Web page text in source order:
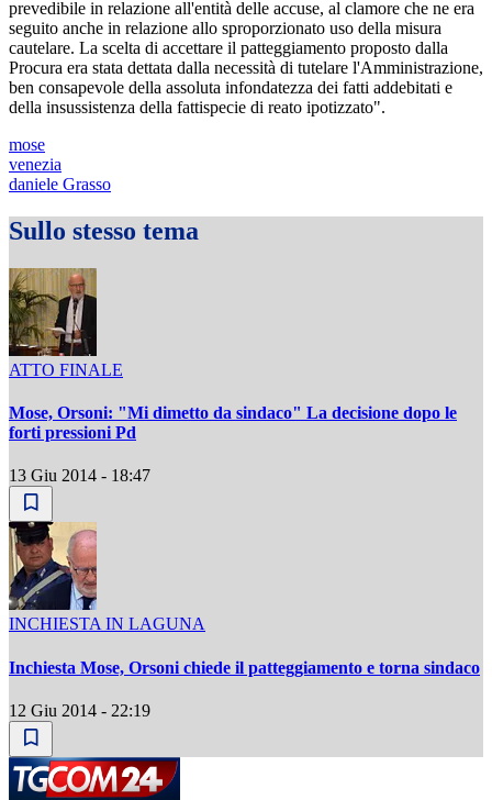
prevedibile in relazione all'entità delle accuse, al clamore che ne era
seguito anche in relazione allo sproporzionato uso della misura
cautelare. La scelta di accettare il patteggiamento proposto dalla
Procura era stata dettata dalla necessità di tutelare l'Amministrazione,
ben consapevole della assoluta infondatezza dei fatti addebitati e
della insussistenza della fattispecie di reato ipotizzato".
mose
venezia
daniele Grasso
Sullo stesso tema
ATTO FINALE
Mose, Orsoni: "Mi dimetto da sindaco" La decisione dopo le
forti pressioni Pd
13 Giu 2014 - 18:47
INCHIESTA IN LAGUNA
Inchiesta Mose, Orsoni chiede il patteggiamento e torna sindaco
12 Giu 2014 - 22:19